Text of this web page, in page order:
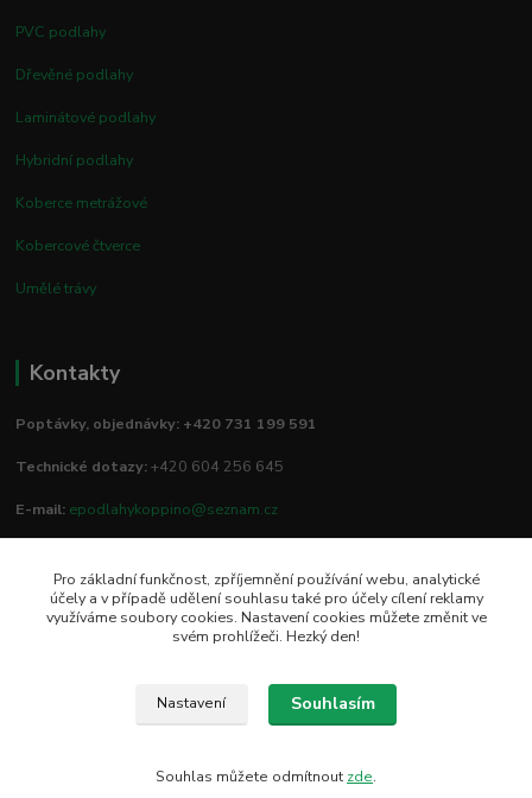
PVC podlahy
Dřevěné podlahy
Laminátové podlahy
Hybridní podlahy
Koberce metrážové
Kobercové čtverce
Umělé trávy
Kontakty
Poptávky, objednávky: +420 731 199 591
Technické dotazy:+420 604 256 645
E-mail: epodlahykoppino@seznam.cz
Prodejna/vzorkovna:
Studio Podlah
Mírové náměstí 16/15
Pro základní funkčnost, zpříjemnění používání webu, analytické
účely a v případě udělení souhlasu také pro účely cílení reklamy
využíváme soubory cookies. Nastavení cookies můžete změnit ve
svém prohlížeči. Hezký den!
Nastavení Souhlasím
Souhlas můžete odmítnout zde.